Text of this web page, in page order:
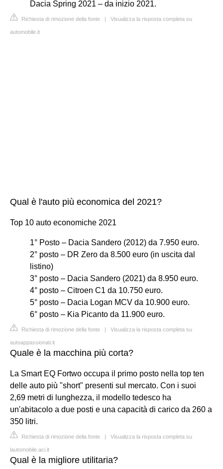
Dacia Spring 2021 – da inizio 2021.
Richiesta di rimozione della fonte | Visualizza la risposta completa su
automobile.it
Qual è l'auto più economica del 2021?
Top 10 auto economiche 2021
1° Posto – Dacia Sandero (2012) da 7.950 euro.
2° posto – DR Zero da 8.500 euro (in uscita dal
listino)
3° posto – Dacia Sandero (2021) da 8.950 euro.
4° posto – Citroen C1 da 10.750 euro.
5° posto – Dacia Logan MCV da 10.900 euro.
6° posto – Kia Picanto da 11.900 euro.
Richiesta di rimozione della fonte | Visualizza la risposta completa su
autoappassionati.it
Quale è la macchina più corta?
La Smart EQ Fortwo occupa il primo posto nella top ten
delle auto più "short" presenti sul mercato. Con i suoi
2,69 metri di lunghezza, il modello tedesco ha
un'abitacolo a due posti e una capacità di carico da 260 a
350 litri.
Richiesta di rimozione della fonte | Visualizza la risposta completa su
lautomobile.aci.it
Qual è la migliore utilitaria?